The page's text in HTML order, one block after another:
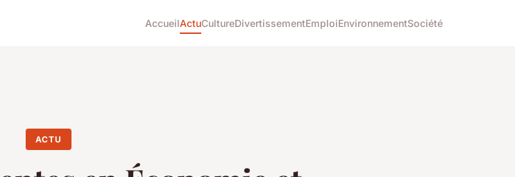
AccueilActuCultureDivertissementEmploiEnvironnementSociété
ACTU